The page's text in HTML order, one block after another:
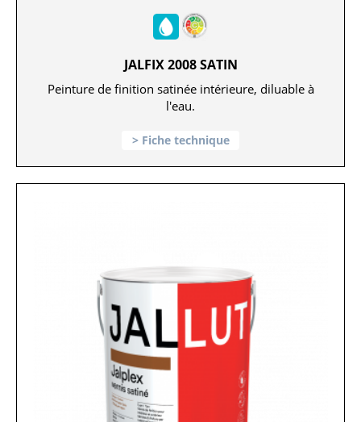
JALFIX 2008 SATIN
Peinture de finition satinée intérieure, diluable à
l'eau.
Fiche technique